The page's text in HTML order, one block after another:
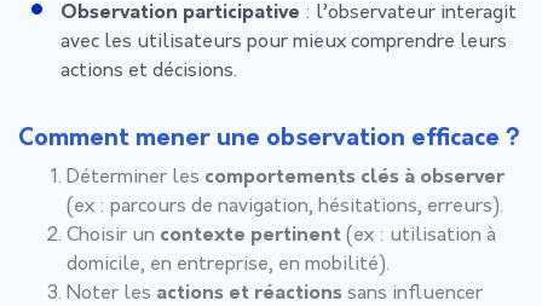
Observation participative : l’observateur interagit
avec les utilisateurs pour mieux comprendre leurs
actions et décisions.
Comment mener une observation efficace ?
Déterminer les comportements clés à observer
(ex : parcours de navigation, hésitations, erreurs).
Choisir un contexte pertinent (ex : utilisation à
domicile, en entreprise, en mobilité).
Noter les actions et réactions sans influencer